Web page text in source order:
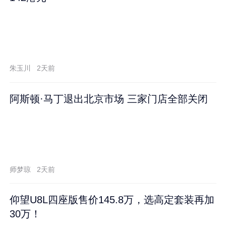
朱玉川 2天前
阿斯顿·马丁退出北京市场 三家门店全部关闭
师梦琼 2天前
仰望U8L四座版售价145.8万，选高定套装再加
30万！